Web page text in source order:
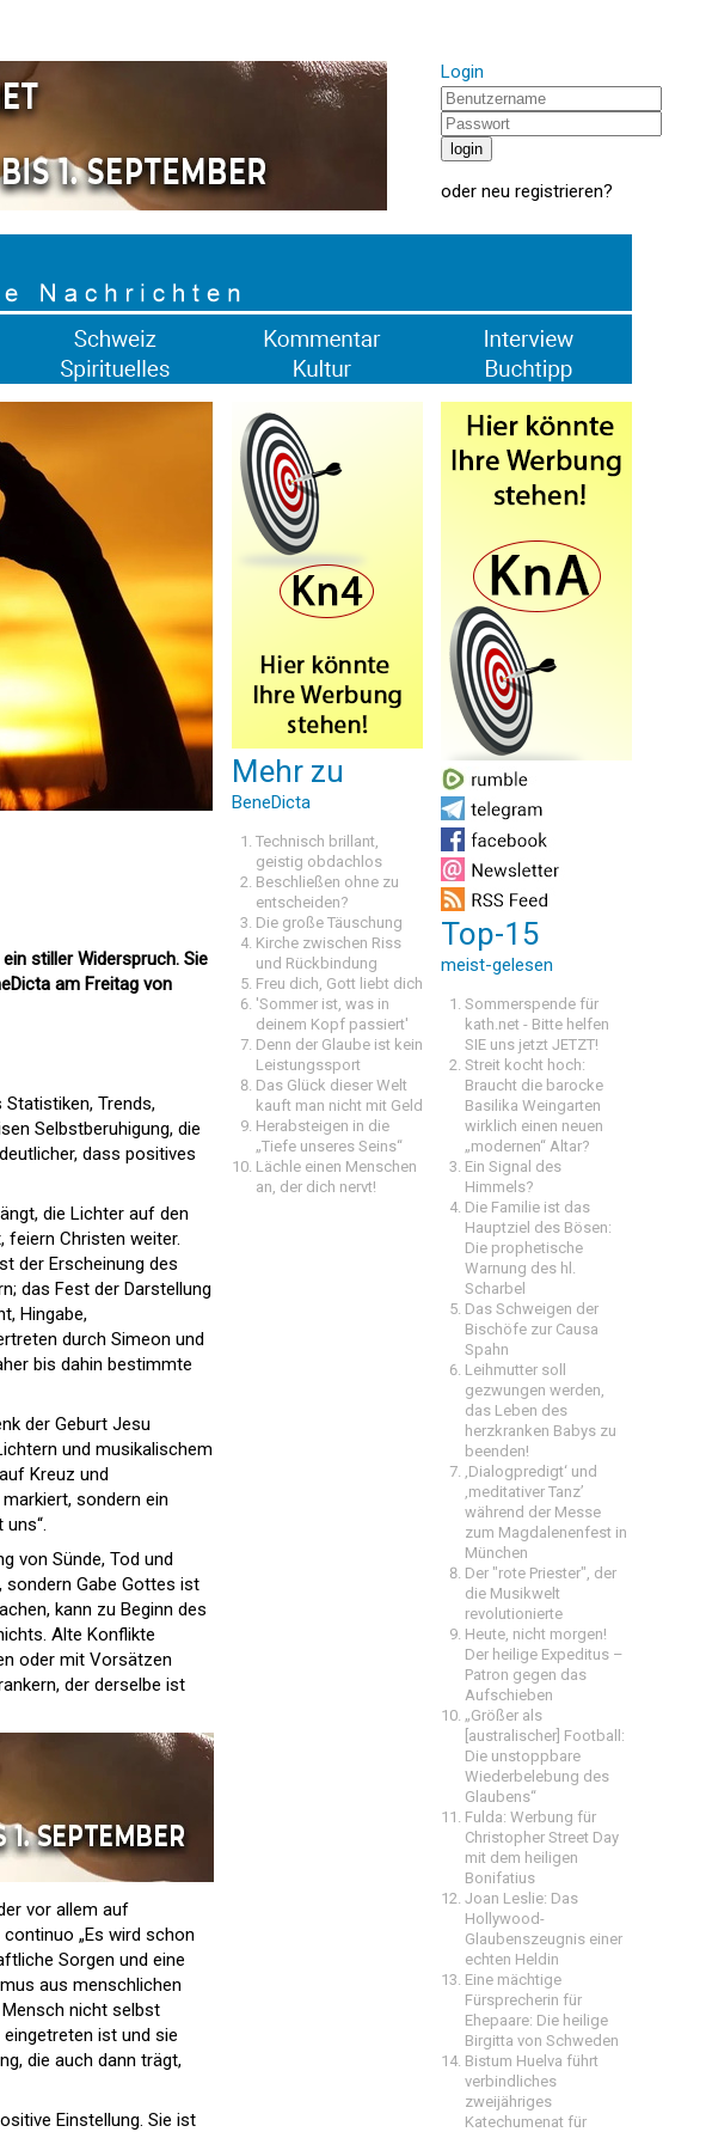
Login
oder neu registrieren?
stiller Widerspruch. Sie
am Freitag von
Trends,
Selbstberuhigung, die
dass positives
die Lichter auf den
feiern Christen weiter.
der Erscheinung des
das Fest der Darstellung
Hingabe,
durch Simeon und
bis dahin bestimmte
der Geburt Jesu
und musikalischem
Kreuz und
sondern ein
von Sünde, Tod und
Gabe Gottes ist
kann zu Beginn des
Alte Konflikte
oder mit Vorsätzen
der derselbe ist
vor allem auf
„Es wird schon
Sorgen und eine
aus menschlichen
nicht selbst
ist und sie
die auch dann trägt,
Einstellung. Sie ist
Mehr zu
BeneDicta
Technisch brillant,
geistig obdachlos
Beschließen ohne zu
entscheiden?
Die große Täuschung
Kirche zwischen Riss
und Rückbindung
Freu dich, Gott liebt dich
'Sommer ist, was in
deinem Kopf passiert'
Denn der Glaube ist kein
Leistungssport
Das Glück dieser Welt
kauft man nicht mit Geld
Herabsteigen in die
„Tiefe unseres Seins“
Lächle einen Menschen
an, der dich nervt!
Top-15
meist-gelesen
Sommerspende für
kath.net - Bitte helfen
SIE uns jetzt JETZT!
Streit kocht hoch:
Braucht die barocke
Basilika Weingarten
wirklich einen neuen
„modernen“ Altar?
Ein Signal des
Himmels?
Die Familie ist das
Hauptziel des Bösen:
Die prophetische
Warnung des hl.
Scharbel
Das Schweigen der
Bischöfe zur Causa
Spahn
Leihmutter soll
gezwungen werden,
das Leben des
herzkranken Babys zu
beenden!
‚Dialogpredigt‘ und
‚meditativer Tanz’
während der Messe
zum Magdalenenfest in
München
Der "rote Priester", der
die Musikwelt
revolutionierte
Heute, nicht morgen!
Der heilige Expeditus –
Patron gegen das
Aufschieben
„Größer als
[australischer] Football:
Die unstoppbare
Wiederbelebung des
Glaubens“
Fulda: Werbung für
Christopher Street Day
mit dem heiligen
Bonifatius
Joan Leslie: Das
Hollywood-
Glaubenszeugnis einer
echten Heldin
Eine mächtige
Fürsprecherin für
Ehepaare: Die heilige
Birgitta von Schweden
Bistum Huelva führt
verbindliches
zweijähriges
Katechumenat für